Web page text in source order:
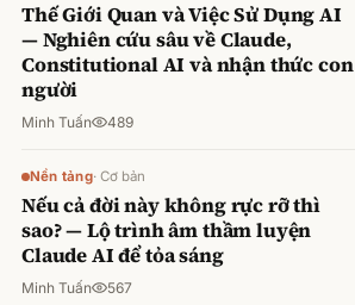
Thế Giới Quan và Việc Sử Dụng AI
— Nghiên cứu sâu về Claude,
Constitutional AI và nhận thức con
người
Minh Tuấn 489
Nền tảng· Cơ bản
Nếu cả đời này không rực rỡ thì
sao? — Lộ trình âm thầm luyện
Claude AI để tỏa sáng
Minh Tuấn 567